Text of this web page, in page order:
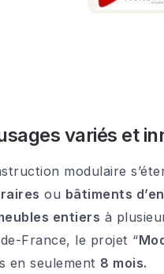
variés et
modulaire
ou bâtiments
entiers à
France, le projet “
en seulement 8 mois.